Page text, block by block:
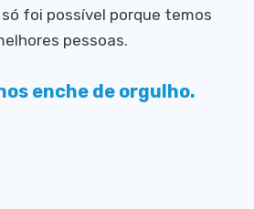
foi possível porque temos
pessoas.
enche de orgulho.